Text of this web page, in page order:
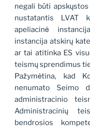
negali būti
nustatantis LVAT
apeliacinė
instancija atskirų
ar tai atitinka ES
teismų sprendimus
Pažymėtina, kad
nenumato Seimo
administracinio
Administracinių
bendrosios